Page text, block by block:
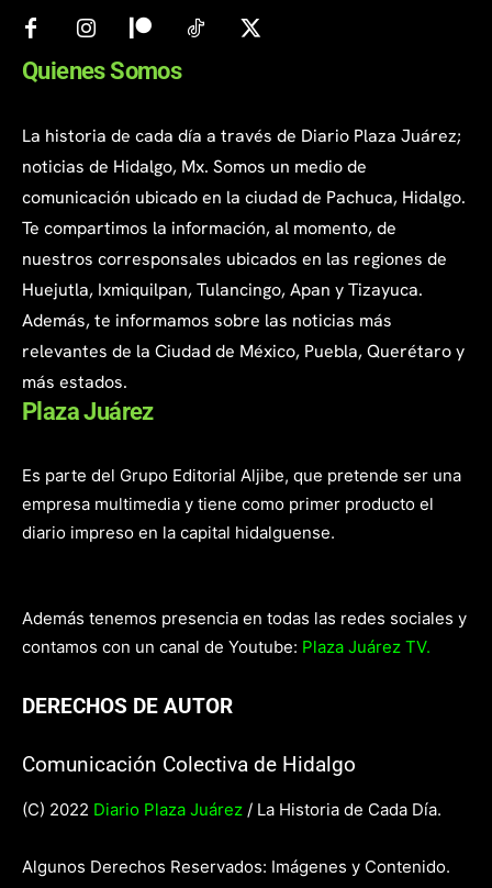
Quienes Somos
La historia de cada día a través de Diario Plaza Juárez;
noticias de Hidalgo, Mx. Somos un medio de
comunicación ubicado en la ciudad de Pachuca, Hidalgo.
Te compartimos la información, al momento, de
nuestros corresponsales ubicados en las regiones de
Huejutla, Ixmiquilpan, Tulancingo, Apan y Tizayuca.
Además, te informamos sobre las noticias más
relevantes de la Ciudad de México, Puebla, Querétaro y
más estados.
Plaza Juárez
Es parte del Grupo Editorial Aljibe, que pretende ser una
empresa multimedia y tiene como primer producto el
diario impreso en la capital hidalguense.
Además tenemos presencia en todas las redes sociales y
contamos con un canal de Youtube: Plaza Juárez TV.
DERECHOS DE AUTOR
Comunicación Colectiva de Hidalgo
(C) 2022 Diario Plaza Juárez / La Historia de Cada Día.
Algunos Derechos Reservados: Imágenes y Contenido.